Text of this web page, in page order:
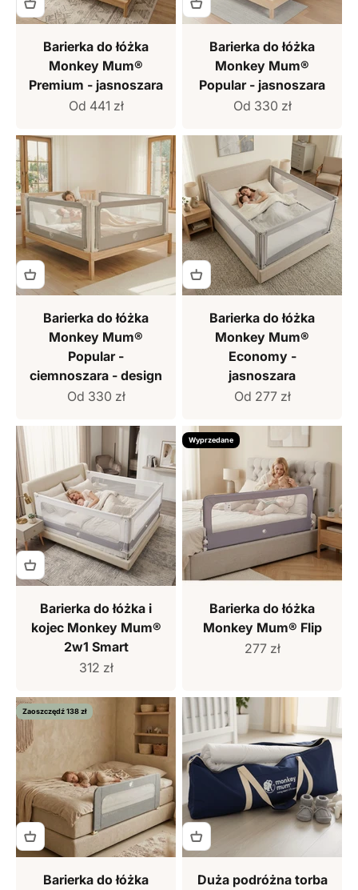
Barierka do łóżka
Monkey Mum®
Premium - jasnoszara
Cena sprzedaży
Od 441 zł
Barierka do łóżka
Monkey Mum®
Popular - jasnoszara
Cena sprzedaży
Od 330 zł
Barierka do łóżka
Monkey Mum®
Popular -
ciemnoszara - design
Cena sprzedaży
Od 330 zł
Barierka do łóżka
Monkey Mum®
Economy -
jasnoszara
Cena sprzedaży
Od 277 zł
Barierka do łóżka i
kojec Monkey Mum®
2w1 Smart
Cena sprzedaży
312 zł
Wyprzedane
Barierka do łóżka
Monkey Mum® Flip
Cena sprzedaży
277 zł
Zaoszczędź 138 zł
Barierka do łóżka
Duża podróżna torba